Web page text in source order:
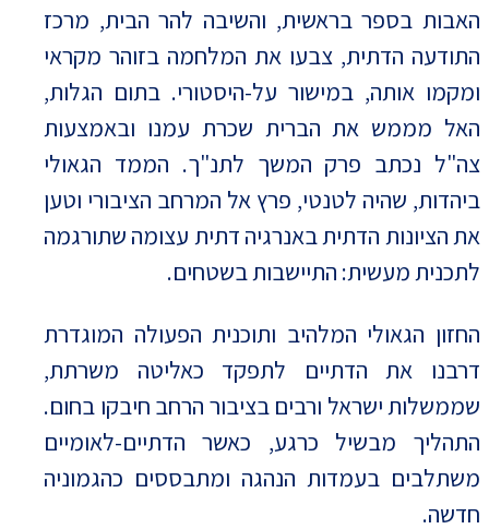
האבות בספר בראשית, והשיבה להר הבית, מרכז
התודעה הדתית, צבעו את המלחמה בזוהר מקראי
ומקמו אותה, במישור על-היסטורי. בתום הגלות,
האל מממש את הברית שכרת עמנו ובאמצעות
צה"ל נכתב פרק המשך לתנ"ך. הממד הגאולי
ביהדות, שהיה לטנטי, פרץ אל המרחב הציבורי וטען
את הציונות הדתית באנרגיה דתית עצומה שתורגמה
לתכנית מעשית: התיישבות בשטחים.
החזון הגאולי המלהיב ותוכנית הפעולה המוגדרת
דרבנו את הדתיים לתפקד כאליטה משרתת,
שממשלות ישראל ורבים בציבור הרחב חיבקו בחום.
התהליך מבשיל כרגע, כאשר הדתיים-לאומיים
משתלבים בעמדות הנהגה ומתבססים כהגמוניה
חדשה.